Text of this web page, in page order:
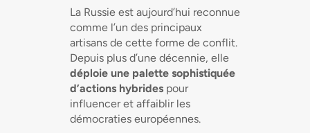
La Russie est aujourd’hui reconnue
comme l’un des principaux
artisans de cette forme de conflit.
Depuis plus d’une décennie, elle
déploie une palette sophistiquée
d’actions hybridespour
influencer et affaiblir les
démocraties européennes.